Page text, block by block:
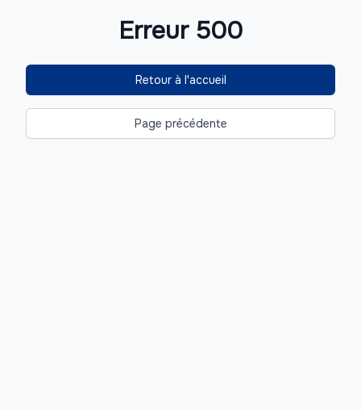
Erreur 500
Retour à l'accueil
Page précédente